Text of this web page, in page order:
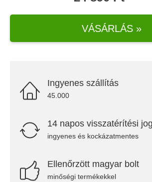
VÁSÁRLÁS »
Ingyenes szállítás
45.000
14 napos visszatérítési jog
ingyenes és kockázatmentes
Ellenőrzött magyar bolt
minőségi termékekkel